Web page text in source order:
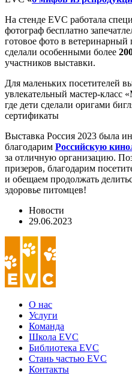
На стенде EVC работала
фотограф бесплатно
готовое фото в
сделали особенными более
участников выставки.
Для маленьких посетителей
увлекательный мастер-
где дети сделали оригами
сертификаты
Выставка Россия 2023 была
благодарим Российскую
за отличную организацию.
призеров, благодарим
и обещаем продолжать
здоровье питомцев!
Новости
29.06.2023
О нас
Услуги
Команда
Школа EVC
Библиотека EVC
Стань частью EVC
Контакты